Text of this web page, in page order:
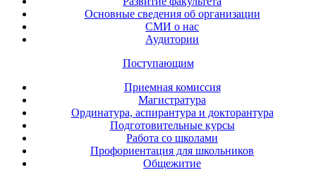
Основные сведения об организации
СМИ о нас
Аудитории
Поступающим
Приемная комиссия
Магистратура
Ординатура, аспирантура и докторантура
Подготовительные курсы
Работа со школами
Профориентация для школьников
Общежитие